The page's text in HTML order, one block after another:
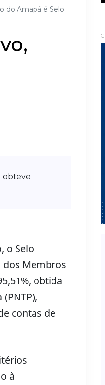
do Amapá é Selo
obteve
o Selo
dos Membros
obtida
contas de
à